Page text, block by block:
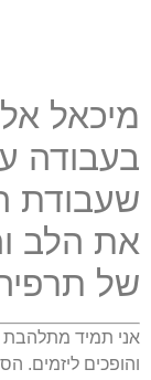
מיכאל
בעבודה
שעבודת
את הלב
של
אני תמיד מתלהבת
והופכים ליזמים.